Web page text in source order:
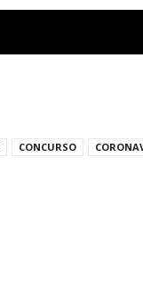
CONCURSO